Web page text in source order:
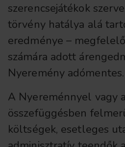
szerencsejátékok
törvény hatálya alá
eredménye –
számára adott
Nyeremény adómentes.
A Nyereménnyel vagy
összefüggésben
költségek, esetleges